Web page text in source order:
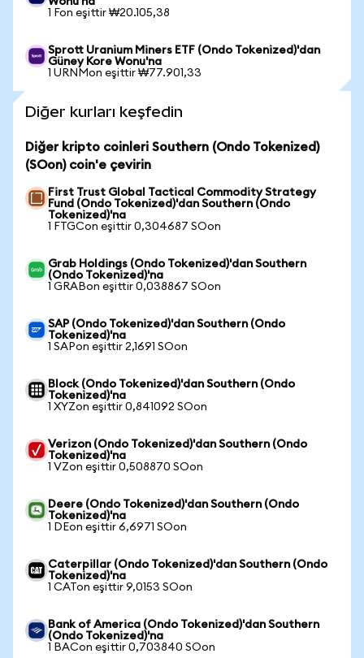
1 Fon eşittir ₩20.105,38
Sprott Uranium Miners ETF (Ondo Tokenized)'dan
Güney Kore Wonu'na
1 URNMon eşittir ₩77.901,33
Diğer kurları keşfedin
Diğer kripto coinleri Southern (Ondo Tokenized)
(SOon) coin'e çevirin
First Trust Global Tactical Commodity Strategy
Fund (Ondo Tokenized)'dan Southern (Ondo
Tokenized)'na
1 FTGCon eşittir 0,304687 SOon
Grab Holdings (Ondo Tokenized)'dan Southern
(Ondo Tokenized)'na
1 GRABon eşittir 0,038867 SOon
SAP (Ondo Tokenized)'dan Southern (Ondo
Tokenized)'na
1 SAPon eşittir 2,1691 SOon
Block (Ondo Tokenized)'dan Southern (Ondo
Tokenized)'na
1 XYZon eşittir 0,841092 SOon
Verizon (Ondo Tokenized)'dan Southern (Ondo
Tokenized)'na
1 VZon eşittir 0,508870 SOon
Deere (Ondo Tokenized)'dan Southern (Ondo
Tokenized)'na
1 DEon eşittir 6,6971 SOon
Caterpillar (Ondo Tokenized)'dan Southern (Ondo
Tokenized)'na
1 CATon eşittir 9,0153 SOon
Bank of America (Ondo Tokenized)'dan Southern
(Ondo Tokenized)'na
1 BACon eşittir 0,703840 SOon